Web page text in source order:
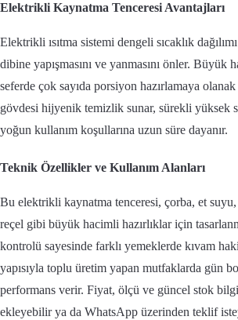
Elektrikli Kaynatma Tenceresi Avantajları
Elektrikli ısıtma sistemi dengeli sıcaklık
dibine yapışmasını ve yanmasını önler. Büyük
seferde çok sayıda porsiyon hazırlamaya
gövdesi hijyenik temizlik sunar, sürekli yüksek
yoğun kullanım koşullarına uzun süre dayanır.
Teknik Özellikler ve Kullanım Alanları
Bu elektrikli kaynatma tenceresi, çorba, et
reçel gibi büyük hacimli hazırlıklar için
kontrolü sayesinde farklı yemeklerde kıvam
yapısıyla toplu üretim yapan mutfaklarda gün
performans verir. Fiyat, ölçü ve güncel stok
ekleyebilir ya da WhatsApp üzerinden teklif